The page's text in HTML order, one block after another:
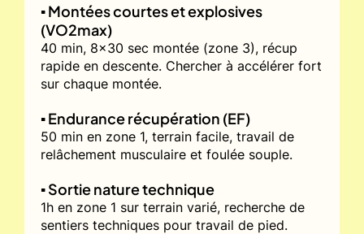
▪️ Montées courtes et explosives
(VO2max)
40 min, 8x30 sec montée (zone 3), récup
rapide en descente. Chercher à accélérer fort
sur chaque montée.
▪️ Endurance récupération (EF)
50 min en zone 1, terrain facile, travail de
relâchement musculaire et foulée souple.
▪️ Sortie nature technique
1h en zone 1 sur terrain varié, recherche de
sentiers techniques pour travail de pied.